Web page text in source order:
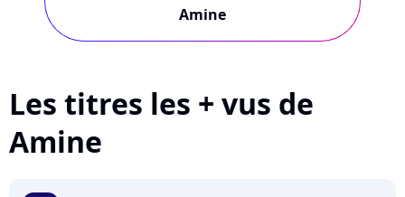
Amine
Les titres les + vus de
Amine